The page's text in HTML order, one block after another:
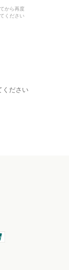
から再度
ください
ください